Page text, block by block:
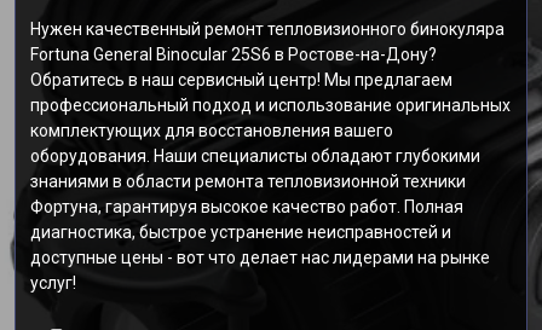
Нужен качественный ремонт тепловизионного бинокуляра
Fortuna General Binocular 25S6 в Ростове-на-Дону?
Обратитесь в наш сервисный центр! Мы предлагаем
профессиональный подход и использование оригинальных
комплектующих для восстановления вашего
оборудования. Наши специалисты обладают глубокими
знаниями в области ремонта тепловизионной техники
Фортуна, гарантируя высокое качество работ. Полная
диагностика, быстрое устранение неисправностей и
доступные цены - вот что делает нас лидерами на рынке
услуг!